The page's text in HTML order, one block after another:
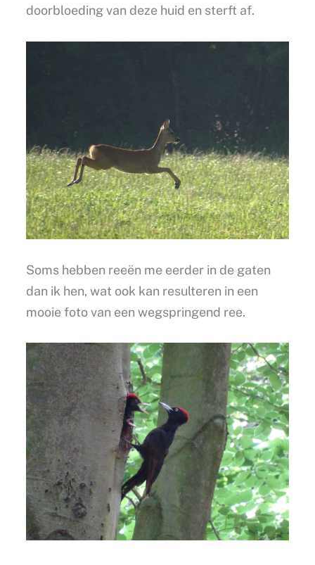
doorbloeding van deze huid en sterft af.
Soms hebben reeën me eerder in de gaten
dan ik hen, wat ook kan resulteren in een
mooie foto van een wegspringend ree.